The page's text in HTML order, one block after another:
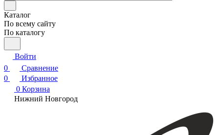
Каталог
По всему сайту
По каталогу
Войти
0
Сравнение
0
Избранное
0 Корзина
Нижний Новгород